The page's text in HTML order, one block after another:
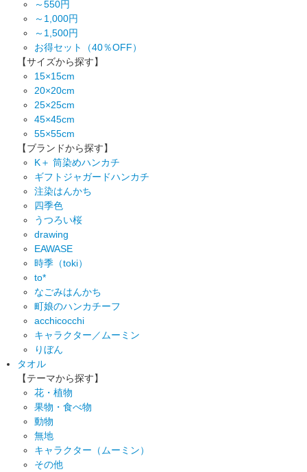
～550円
～1,000円
～1,500円
お得セット（40％OFF）
【サイズから探す】
15×15cm
20×20cm
25×25cm
45×45cm
55×55cm
【ブランドから探す】
K＋ 筒染めハンカチ
ギフトジャガードハンカチ
注染はんかち
四季色
うつろい桜
drawing
EAWASE
時季（toki）
to*
なごみはんかち
町娘のハンカチーフ
acchicocchi
キャラクター／ムーミン
りぼん
タオル
【テーマから探す】
花・植物
果物・食べ物
動物
無地
キャラクター（ムーミン）
その他